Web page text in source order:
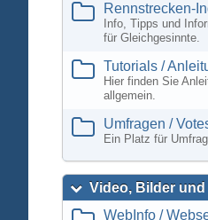
Rennstrecken-
Info, Tipps und
für Gleichgesinnte.
Tutorials /
Hier finden Sie
allgemein.
Umfragen /
Ein Platz für
Video, Bilder und
WebInfo /